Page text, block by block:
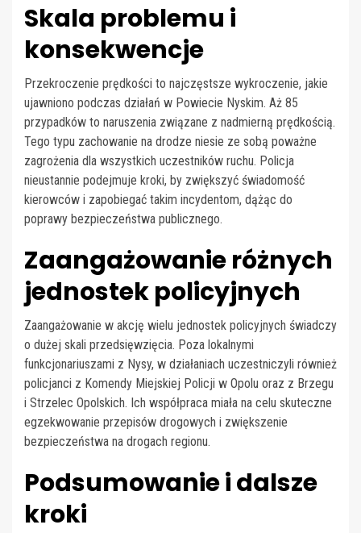
Skala problemu i
konsekwencje
Przekroczenie prędkości to najczęstsze wykroczenie, jakie
ujawniono podczas działań w Powiecie Nyskim. Aż 85
przypadków to naruszenia związane z nadmierną prędkością.
Tego typu zachowanie na drodze niesie ze sobą poważne
zagrożenia dla wszystkich uczestników ruchu. Policja
nieustannie podejmuje kroki, by zwiększyć świadomość
kierowców i zapobiegać takim incydentom, dążąc do
poprawy bezpieczeństwa publicznego.
Zaangażowanie różnych
jednostek policyjnych
Zaangażowanie w akcję wielu jednostek policyjnych świadczy
o dużej skali przedsięwzięcia. Poza lokalnymi
funkcjonariuszami z Nysy, w działaniach uczestniczyli również
policjanci z Komendy Miejskiej Policji w Opolu oraz z Brzegu
i Strzelec Opolskich. Ich współpraca miała na celu skuteczne
egzekwowanie przepisów drogowych i zwiększenie
bezpieczeństwa na drogach regionu.
Podsumowanie i dalsze
kroki